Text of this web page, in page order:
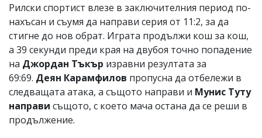
Рилски спортист влезе в заключителния период по-
нахъсан и съумя да направи серия от 11:2, за да
стигне до нов обрат. Играта продължи кош за кош,
а 39 секунди преди края на двубоя точно попадение
на Джордан Тъкър изравни резултата за
69:69. Деян Карамфилов пропусна да отбележи в
следващата атака, а същото направи и Мунис Туту
направи същото, с което мача остана да се реши в
продължение.